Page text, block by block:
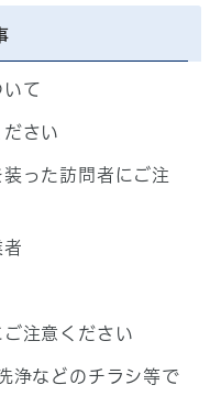
て
さい
装った訪問者にご注
注意ください
浄などのチラシ等で